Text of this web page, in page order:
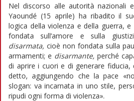
Nel discorso alle autorità nazionali
Yaoundé (15 aprile) ha ribadito il
logica della violenza e della guerra, e
fondata sull’amore e sulla
disarmata, cioè non fondata sulla
armamenti; e disarmante, perché
di aprire i cuori e di generare fiducia,
detto, aggiungendo che la pace
slogan: va incarnata in uno stile,
ripudi ogni forma di violenza».